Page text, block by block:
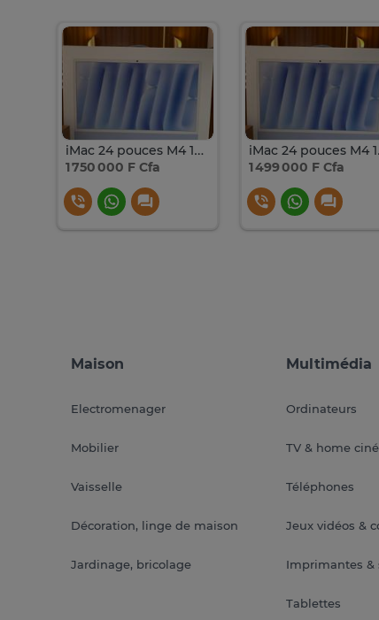
iMac 24 pouces M4 16GB SSD 1TB
1 750 000 F Cfa
1 499 000 F Cfa
Maison
Electromenager
Mobilier
Vaisselle
Décoration, linge de maison
Jardinage, bricolage
Multimédia
Ordinateurs
TV & home
Téléphones
Jeux vidéos &
Imprimantes &
Tablettes